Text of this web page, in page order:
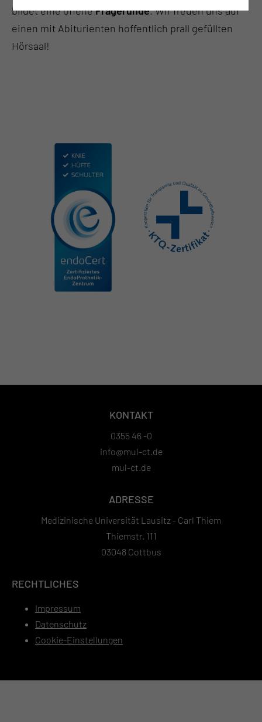
bildet eine offeneFragerunde. Wir freuen uns auf
einen mit Abiturienten hoffentlich prall gefüllten
Hörsaal!
KONTAKT
0355 46 -0
info@mul-ct.de
mul-ct.de
ADRESSE
Medizinische Universität Lausitz - Carl Thiem
Thiemstr. 111
03048 Cottbus
RECHTLICHES
Impressum
Datenschutz
Cookie-Einstellungen